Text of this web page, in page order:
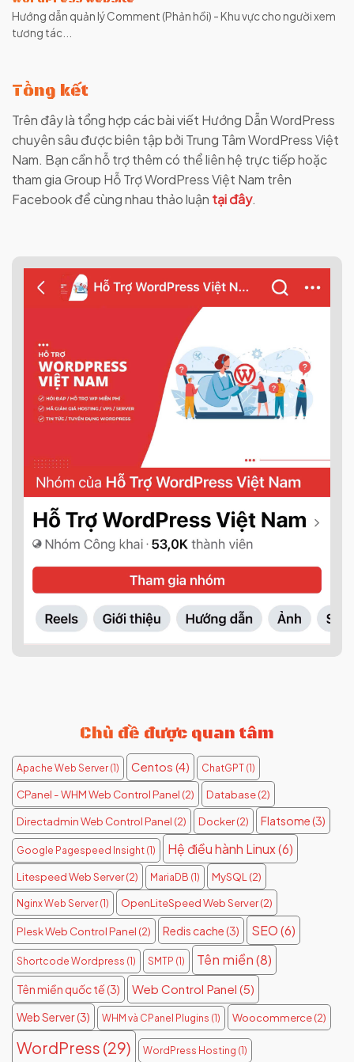
Hướng dẫn quản lý Comment (Phản hồi) - Khu vực cho người xem
tương tác...
Tổng kết
Trên đây là tổng hợp các bài viết Hướng Dẫn WordPress
chuyên sâu được biên tập bởi Trung Tâm WordPress Việt
Nam. Bạn cần hỗ trợ thêm có thể liên hệ trực tiếp hoặc
tham gia Group Hỗ Trợ WordPress Việt Nam trên
Facebook để cùng nhau thảo luận tại đây.
Chủ đề được quan tâm
Apache Web Server (1) Centos (4) ChatGPT (1)
CPanel - WHM Web Control Panel (2) Database(2)
Directadmin Web Control Panel (2) Docker(2) Flatsome(3)
Google Pagespeed Insight (1) Hệ điều hành Linux(6)
Litespeed Web Server(2) MariaDB (1) MySQL (2)
Nginx Web Server (1) OpenLiteSpeed Web Server(2)
Plesk Web Control Panel (2) Redis cache(3) SEO (6)
Shortcode Wordpress (1) SMTP (1) Tên miền(8)
Tên miền quốc tế(3) Web Control Panel (5)
Web Server(3) WHM và CPanel Plugins (1) Woocommerce(2)
WordPress (29) WordPress Hosting (1)